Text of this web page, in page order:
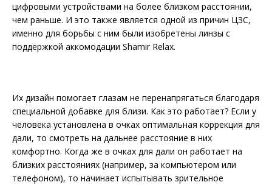
цифровыми устройствами на более близком расстоянии,
чем раньше. И это также является одной из причин ЦЗС,
именно для борьбы с ним были изобретены линзы с
поддерж­кой аккомодации Shamir Relax.
Их дизайн помогает глазам не перенапрягаться благодаря
специальной добавке для близи. Как это работает? Если у
человека установлена в очках оптимальная коррекция для
дали, то смотреть на дальнее расстояние в них
комфортно. Когда же в очках для дали он работает на
близких расстояниях (например, за компьютером или
телефоном), то начинает испытывать зрительное